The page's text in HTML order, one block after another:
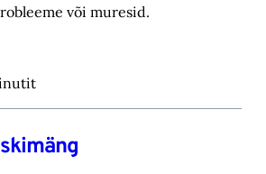
või muresid.‎